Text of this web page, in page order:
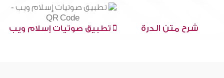
شرح متن الدرة تطبيق صوتيات إسلام ويب